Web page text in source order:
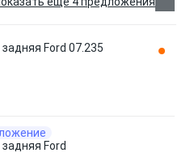
Ford 07.235
Ford